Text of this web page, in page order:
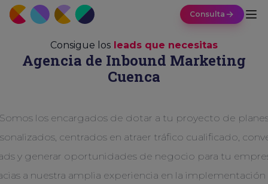
Consulta
Consigue los leads que necesitas
Agencia de Inbound Marketing
Cuenca
los encargados de dotar a tu proyecto de
centrados en atraer tráfico cualificado,
y generar oportunidades de negocio para tu
a nuestra amplia experiencia en la